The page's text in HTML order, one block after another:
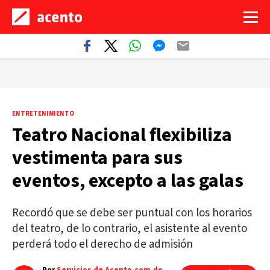
ENTRETENIMIENTO
Teatro Nacional flexibiliza
vestimenta para sus
eventos, excepto a las galas
Recordó que se debe ser puntual con los horarios
del teatro, de lo contrario, el asistente al evento
perderá todo el derecho de admisión